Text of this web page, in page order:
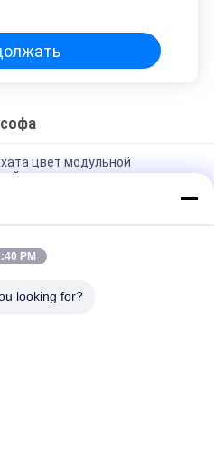
цвет модульной
модульная, анти-
с хранением
PM
looking for?